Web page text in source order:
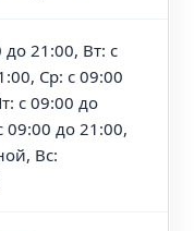
21:00, Вт: с
Ср: с 09:00
с 09:00 до
09:00 до 21:00,
Вс: